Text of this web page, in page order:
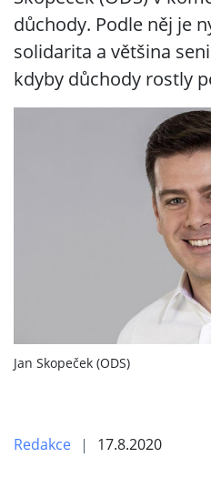
důchody. Podle něj je
solidarita a většina
kdyby důchody rostly
Jan Skopeček (ODS)
Redakce 17.8.2020